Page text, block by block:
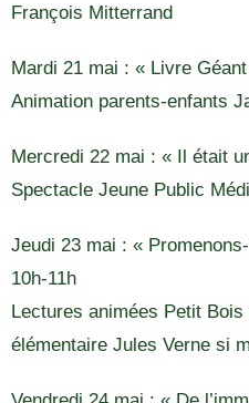
François Mitterrand
Mardi 21 mai : « Livre
Animation parents-enfants
Mercredi 22 mai : « Il était
Spectacle Jeune Public
Jeudi 23 mai : «
10h-11h
Lectures animées Petit
élémentaire Jules Verne si